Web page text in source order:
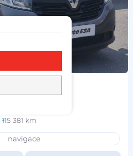
115 381 km
navigace